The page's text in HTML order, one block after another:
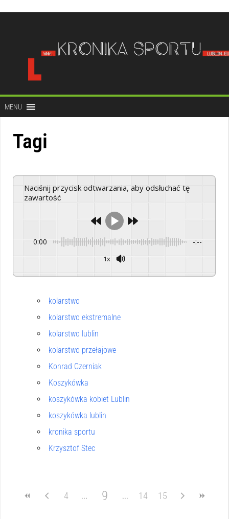
treści
MENU
Tagi
Naciśnij przycisk odtwarzania, aby odsłuchać tę
zawartość
0:00 -:--
1x
kolarstwo
kolarstwo ekstremalne
kolarstwo lublin
kolarstwo przełajowe
Konrad Czerniak
Koszykówka
koszykówka kobiet Lublin
koszykówka lublin
kronika sportu
Krzysztof Stec
4 9 14 15